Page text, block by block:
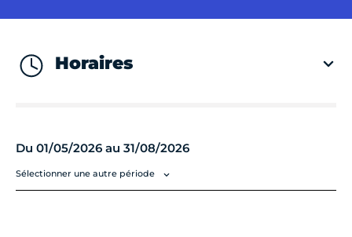
Horaires
Du 01/05/2026 au 31/08/2026
Sélectionner une autre période